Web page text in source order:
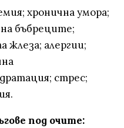
хронична умора;
на бъбреците;
алергии;
стрес;
под очите: